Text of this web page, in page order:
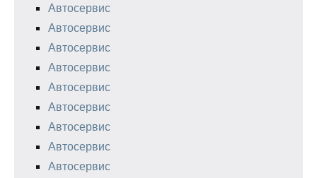
Автосервис
Автосервис
Автосервис
Автосервис
Автосервис
Автосервис
Автосервис
Автосервис
Автосервис